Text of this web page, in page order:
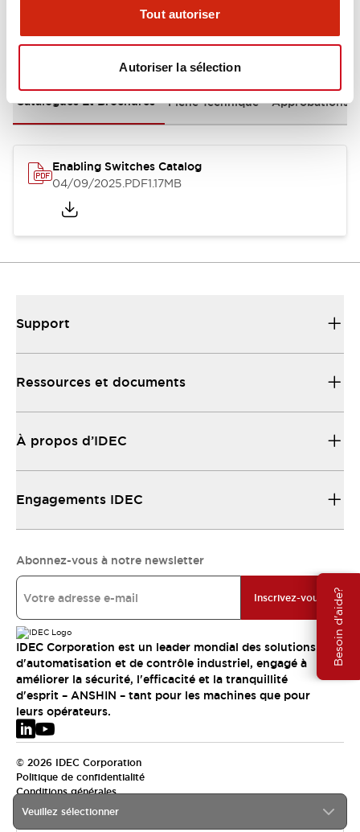
Tout autoriser
Autoriser la sélection
Besoin d'aide?
Documents et fichiers
Catalogues Et Brochures Fiche Technique Approbations
Enabling Switches Catalog
04/09/2025.PDF1.17MB
Veuillez sélectionner
Support
Ressources et documents
À propos d’IDEC
Engagements IDEC
Abonnez-vous à notre newsletter
Inscrivez-vous
IDEC Corporation est un leader mondial des solutions
d'automatisation et de contrôle industriel, engagé à
améliorer la sécurité, l'efficacité et la tranquillité
d'esprit – ANSHIN – tant pour les machines que pour
leurs opérateurs.
© 2026 IDEC Corporation
Politique de confidentialité
Conditions générales
EMEA